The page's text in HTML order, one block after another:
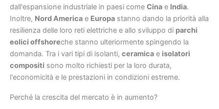
dall'espansione industriale in paesi come Cina e India.
Inoltre, Nord America e Europa stanno dando la priorità alla
resilienza delle loro reti elettriche e allo sviluppo di parchi
eolici offshoreche stanno ulteriormente spingendo la
domanda. Tra i vari tipi di isolanti, ceramica e isolatori
compositi sono molto richiesti per la loro durata,
l'economicità e le prestazioni in condizioni estreme.
Perché la crescita del mercato è in aumento?